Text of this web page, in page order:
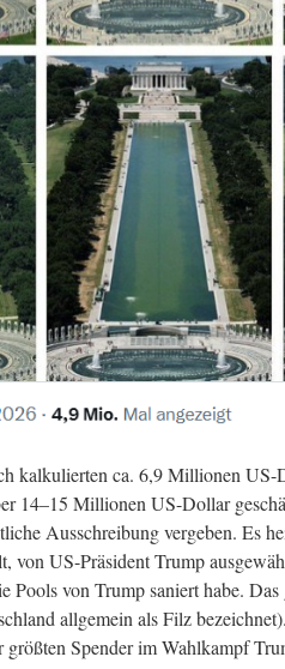
kalkulierten ca. 6,9 Millionen US-
14–15 Millionen US-Dollar
Ausschreibung vergeben. Es
von US-Präsident Trump
Pools von Trump saniert habe.
allgemein als Filz
größten Spender im Wahlkampf